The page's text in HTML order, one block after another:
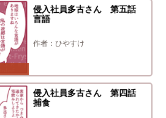
侵入社員多古さん 第五話
言語
ひやすけ
侵入社員多古さん 第四話
捕食